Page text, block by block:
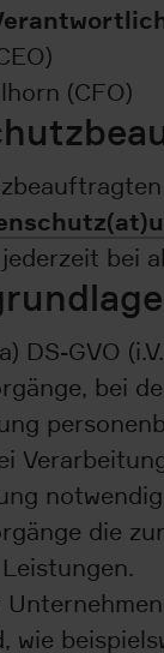
(CFO)
bei
DS-GVO
bei
die
wie